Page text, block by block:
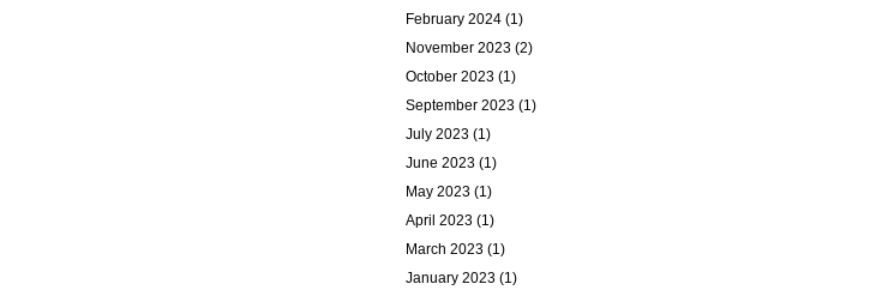
February 2024 (1)
November 2023 (2)
October 2023 (1)
September 2023 (1)
July 2023 (1)
June 2023 (1)
May 2023 (1)
April 2023 (1)
March 2023 (1)
January 2023 (1)